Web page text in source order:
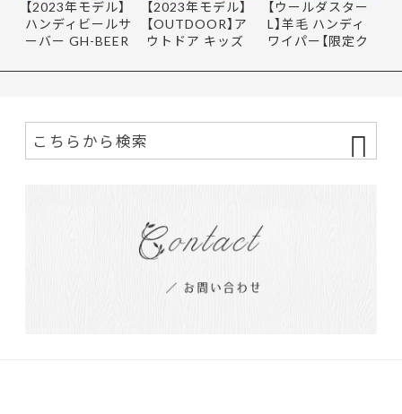
【2023年モデル】
ハンディビールサ
ーバー GH-BEER
【2023年モデル】
【OUTDOOR】ア
ウトドア キッズ
【ウールダスター
L】羊毛 ハンディ
ワイパー【限定ク